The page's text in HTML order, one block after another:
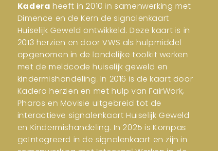
Kadera heeft in 2010 in samenwerking met
Dimence en de Kern de signalenkaart
Huiselijk Geweld ontwikkeld. Deze kaart is in
2013 herzien en door VWS als hulpmiddel
opgenomen in de landelijke toolkit werken
met de meldcode huiselijk geweld en
kindermishandeling. In 2016 is de kaart door
Kadera herzien en met hulp van FairWork,
Pharos en Movisie uitgebreid tot de
interactieve signalenkaart Huiselijk Geweld
en Kindermishandeling. In 2025 is Kompas
geïntegreerd in de signalenkaart en zijn in